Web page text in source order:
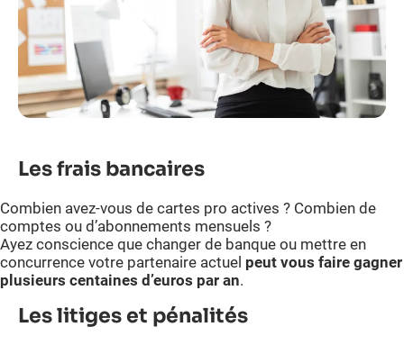
Les frais bancaires
Combien avez-vous de cartes pro actives ? Combien de
comptes ou d’abonnements mensuels ?
Ayez conscience que changer de banque ou mettre en
concurrence votre partenaire actuel peut vous faire gagner
plusieurs centaines d’euros par an.
Les litiges et pénalités